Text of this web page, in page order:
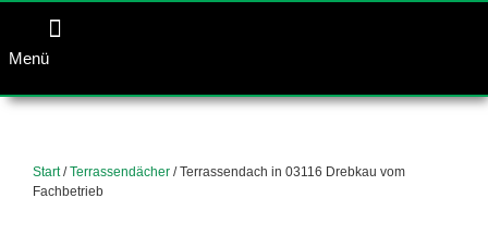
Menü
Start/Terrassendächer / Terrassendach in 03116 Drebkau vom
Fachbetrieb